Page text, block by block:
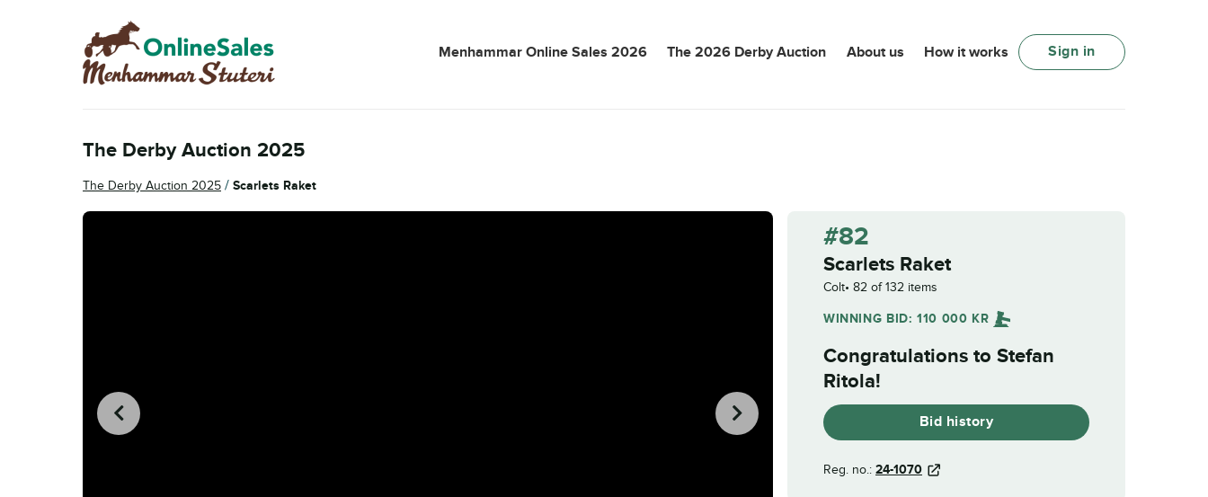
Skip
to
navigation
Skip
to
content
Menhammar Online Sales 2026 The 2026 Derby Auction About us How it works Sign in
The Derby Auction 2025
The Derby Auction 2025 / Scarlets Raket
#82
Scarlets Raket
Colt 82 of 132 items
WINNING BID:110 000 KR
Congratulations to Stefan
Ritola!
Bid history
Reg. no.: 24-1070